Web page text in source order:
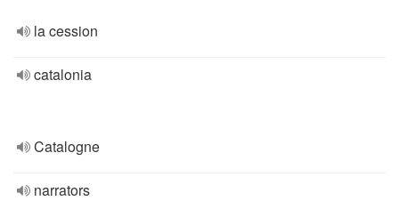
la cession
catalonia
Catalogne
narrators